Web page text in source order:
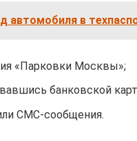
автомобиля в
«Парковки Москвы»;
банковской
СМС-сообщения.